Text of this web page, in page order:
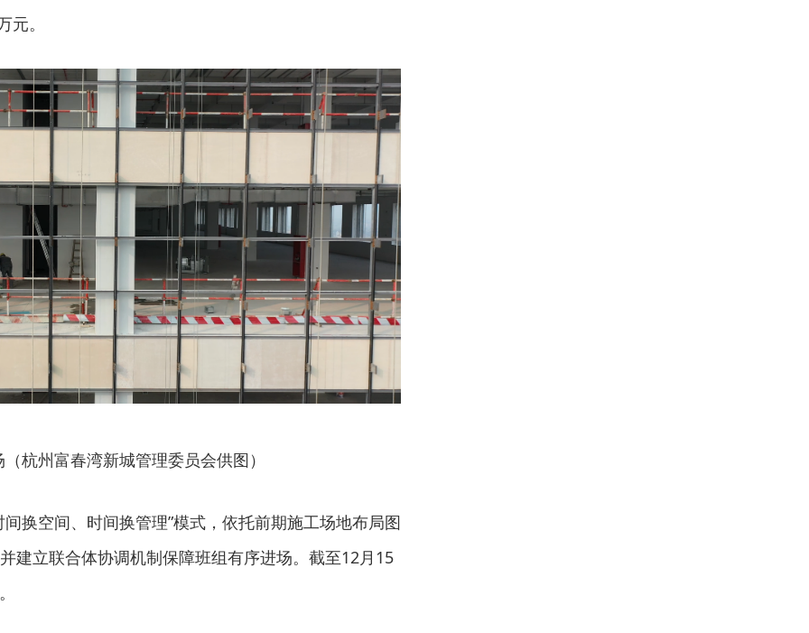
。
杭州富春湾新城管理委员会供图）
换空间、时间换管理”模式，依托前期施工场地布局图
建立联合体协调机制保障班组有序进场。截至12月15